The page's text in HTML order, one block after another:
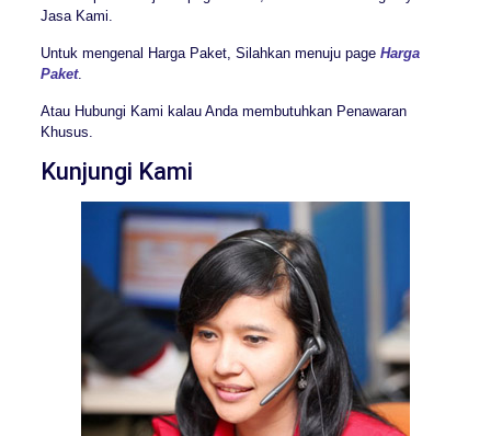
Jasa Kami.
Untuk mengenal Harga Paket, Silahkan menuju page Harga
Paket.
Atau Hubungi Kami kalau Anda membutuhkan Penawaran
Khusus.
Kunjungi Kami